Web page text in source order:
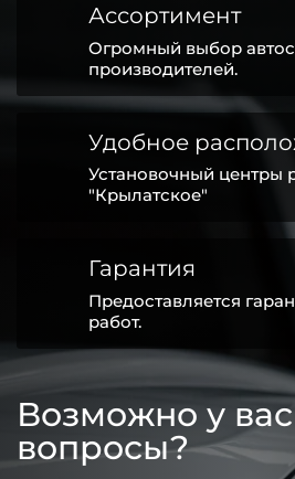
Ассортимент
Огромный выбор
производителей.
Удобное
Установочный центры
"Крылатское"
Гарантия
Предоставляется
работ.
Возможно у
вопросы?